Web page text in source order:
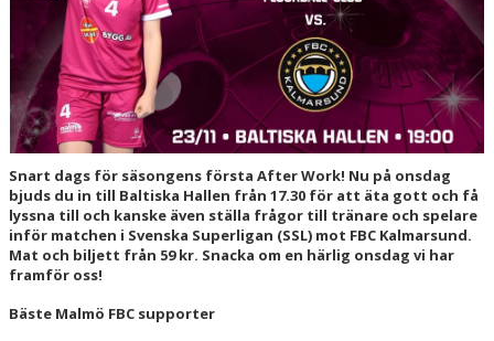
Snart dags för säsongens första After Work! Nu på onsdag
bjuds du in till Baltiska Hallen från 17.30 för att äta gott och få
lyssna till och kanske även ställa frågor till tränare och spelare
inför matchen i Svenska Superligan (SSL) mot FBC Kalmarsund.
Mat och biljett från 59 kr. Snacka om en härlig onsdag vi har
framför oss!
Bäste Malmö FBC supporter